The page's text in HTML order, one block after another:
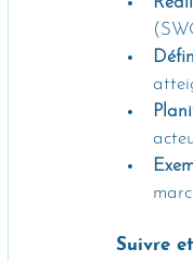
Suivre